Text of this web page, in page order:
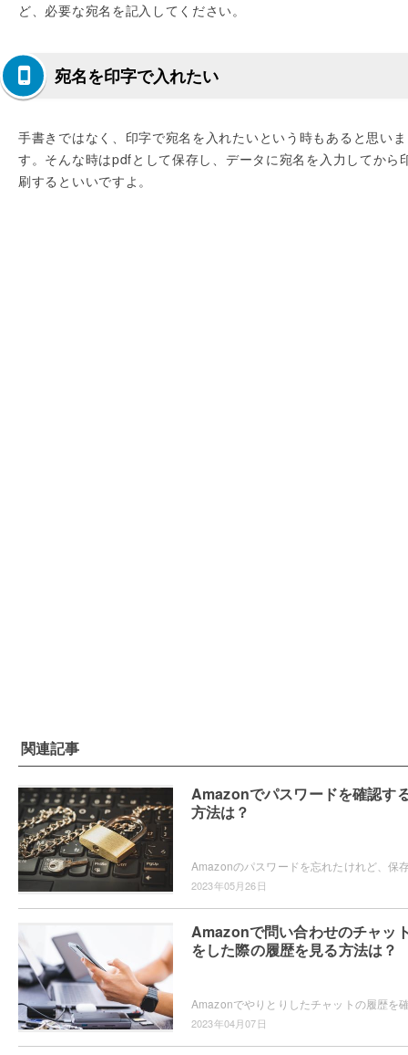
ど、必要な宛名を記入してください。
宛名を印字で入れたい
手書きではなく、印字で宛名を入れたいという時もあると思いま
す。そんな時はpdfとして保存し、データに宛名を入力してから
刷するといいですよ。
関連記事
Amazonでパスワードを確認す
方法は？
2023年05月26日
Amazonで問い合わせのチャッ
をした際の履歴を見る方法は？
2023年04月07日